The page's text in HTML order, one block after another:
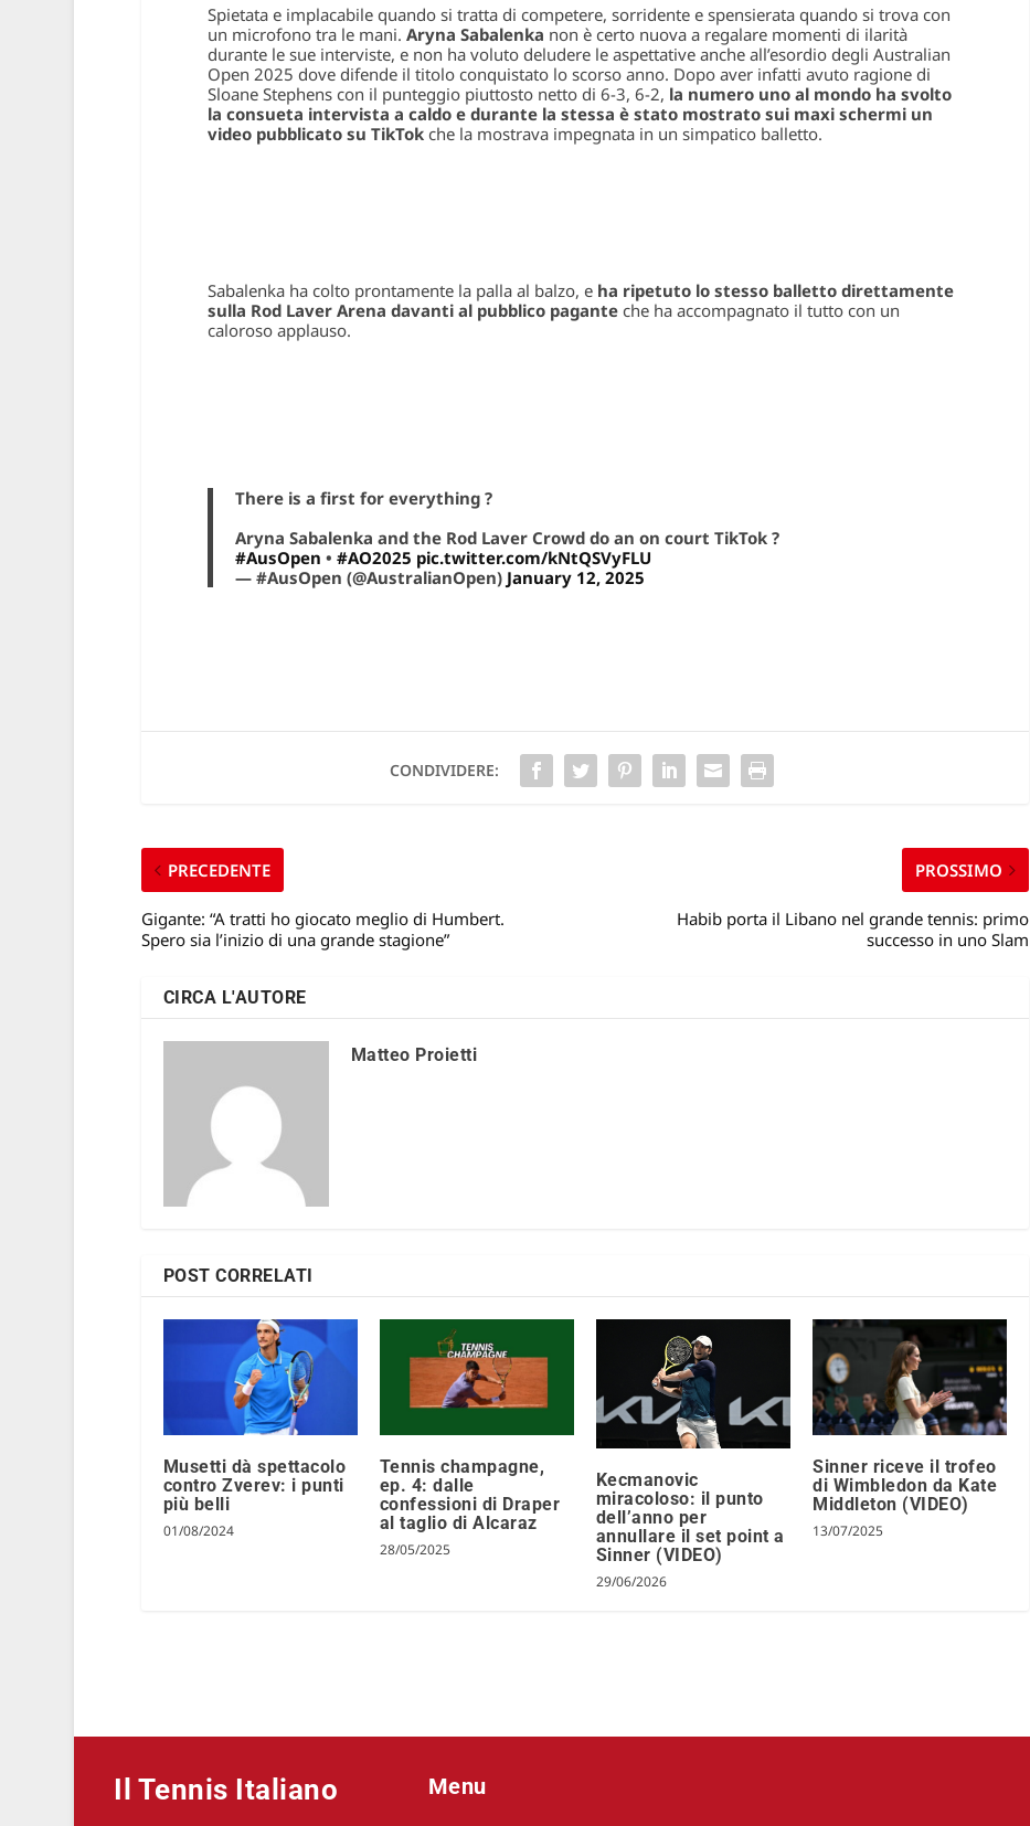
Spietata e implacabile quando si tratta di competere, sorridente e spensierata quando si trova con
un microfono tra le mani. Aryna Sabalenka non è certo nuova a regalare momenti di ilarità
durante le sue interviste, e non ha voluto deludere le aspettative anche all’esordio degli Australian
Open 2025 dove difende il titolo conquistato lo scorso anno. Dopo aver infatti avuto ragione di
Sloane Stephens con il punteggio piuttosto netto di 6-3, 6-2, la numero uno al mondo ha svolto
la consueta intervista a caldo e durante la stessa è stato mostrato sui maxi schermi un
video pubblicato su TikTokche la mostrava impegnata in un simpatico balletto.
Sabalenka ha colto prontamente la palla al balzo, e ha ripetuto lo stesso balletto direttamente
sulla Rod Laver Arena davanti al pubblico pagante che ha accompagnato il tutto con un
caloroso applauso.
There is a first for everything ?
Aryna Sabalenka and the Rod Laver Crowd do an on court TikTok ?
#AusOpen • #AO2025 pic.twitter.com/kNtQSVyFLU
— #AusOpen (@AustralianOpen) January 12, 2025
CONDIVIDERE:
PRECEDENTE
Gigante: “A tratti ho giocato meglio di Humbert.
Spero sia l’inizio di una grande stagione”
PROSSIMO
Habib porta il Libano nel grande tennis: primo
successo in uno Slam
CIRCA L'AUTORE
Matteo Proietti
POST CORRELATI
Musetti dà spettacolo
contro Zverev: i punti
più belli
01/08/2024
Tennis champagne,
ep. 4: dalle
confessioni di Draper
al taglio di Alcaraz
28/05/2025
Kecmanovic
miracoloso: il punto
dell’anno per
annullare il set point a
Sinner (VIDEO)
29/06/2026
Sinner riceve il trofeo
di Wimbledon da Kate
Middleton (VIDEO)
13/07/2025
Il Tennis Italiano Menu